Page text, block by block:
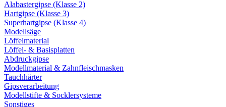
Alabastergipse (Klasse 2)
Hartgipse (Klasse 3)
Superhartgipse (Klasse 4)
Modellsäge
Löffelmaterial
Löffel- & Basisplatten
Abdruckgipse
Modellmaterial & Zahnfleischmasken
Tauchhärter
Gipsverarbeitung
Modellstifte & Socklersysteme
Sonstiges